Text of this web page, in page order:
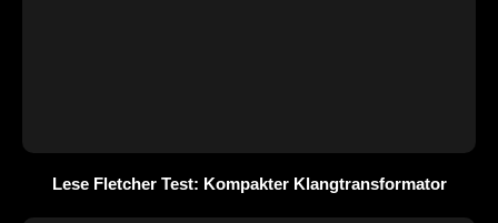
Lese Fletcher Test: Kompakter Klangtransformator